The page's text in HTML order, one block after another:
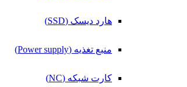
هارد دیسک (SSD)
منبع تغذیه (Power supply)
کارت شبکه (NC)